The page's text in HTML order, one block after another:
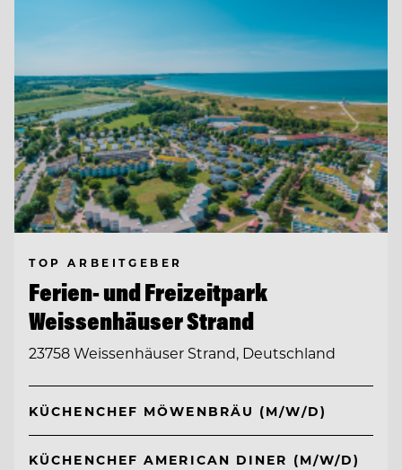
TOP ARBEITGEBER
Ferien- und Freizeitpark
Weissenhäuser Strand
23758 Weissenhäuser Strand, Deutschland
KÜCHENCHEF MÖWENBRÄU (M/W/D)
KÜCHENCHEF AMERICAN DINER (M/W/D)